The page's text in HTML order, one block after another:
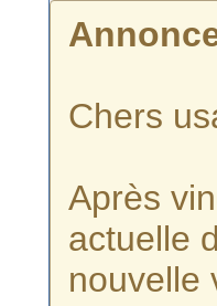
Chers
Après
actuelle
nouvelle